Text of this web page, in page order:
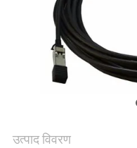
उत्पाद विवरण